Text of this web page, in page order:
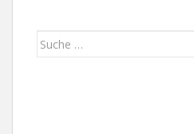
Suche